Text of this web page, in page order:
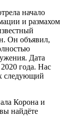
начало
и размахом
Он объявил,
Дата
года. Нас
следующий
Корона и
найдёте